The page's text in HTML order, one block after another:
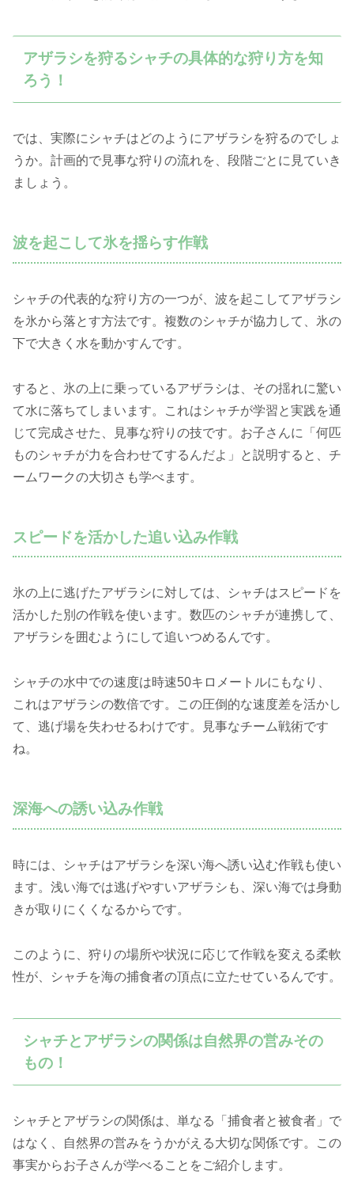
アザラシを狩るシャチの具体的な狩り方を知
ろう！
では、実際にシャチはどのようにアザラシを狩るのでしょ
うか。計画的で見事な狩りの流れを、段階ごとに見ていき
ましょう。
波を起こして氷を揺らす作戦
シャチの代表的な狩り方の一つが、波を起こしてアザラシ
を氷から落とす方法です。複数のシャチが協力して、氷の
下で大きく水を動かすんです。
すると、氷の上に乗っているアザラシは、その揺れに驚い
て水に落ちてしまいます。これはシャチが学習と実践を通
じて完成させた、見事な狩りの技です。お子さんに「何匹
ものシャチが力を合わせてするんだよ」と説明すると、チ
ームワークの大切さも学べます。
スピードを活かした追い込み作戦
氷の上に逃げたアザラシに対しては、シャチはスピードを
活かした別の作戦を使います。数匹のシャチが連携して、
アザラシを囲むようにして追いつめるんです。
シャチの水中での速度は時速50キロメートルにもなり、
これはアザラシの数倍です。この圧倒的な速度差を活かし
て、逃げ場を失わせるわけです。見事なチーム戦術です
ね。
深海への誘い込み作戦
時には、シャチはアザラシを深い海へ誘い込む作戦も使い
ます。浅い海では逃げやすいアザラシも、深い海では身動
きが取りにくくなるからです。
このように、狩りの場所や状況に応じて作戦を変える柔軟
性が、シャチを海の捕食者の頂点に立たせているんです。
シャチとアザラシの関係は自然界の営みその
もの！
シャチとアザラシの関係は、単なる「捕食者と被食者」で
はなく、自然界の営みをうかがえる大切な関係です。この
事実からお子さんが学べることをご紹介します。